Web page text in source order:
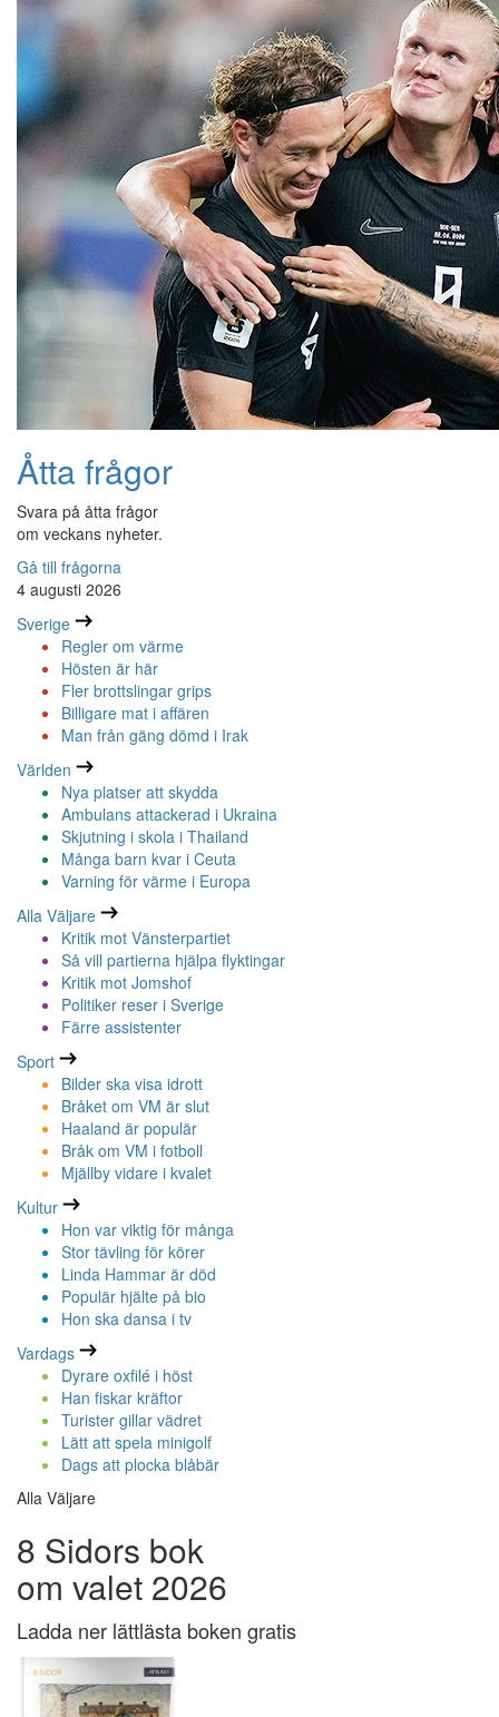
Åtta frågor
Svara på åtta frågor
om veckans nyheter.
Gå till frågorna
4 augusti 2026
Sverige
Regler om värme
Hösten är här
Fler brottslingar grips
Billigare mat i affären
Man från gäng dömd i Irak
Världen
Nya platser att skydda
Ambulans attackerad i Ukraina
Skjutning i skola i Thailand
Många barn kvar i Ceuta
Varning för värme i Europa
Alla Väljare
Kritik mot Vänsterpartiet
Så vill partierna hjälpa flyktingar
Kritik mot Jomshof
Politiker reser i Sverige
Färre assistenter
Sport
Bilder ska visa idrott
Bråket om VM är slut
Haaland är populär
Bråk om VM i fotboll
Mjällby vidare i kvalet
Kultur
Hon var viktig för många
Stor tävling för körer
Linda Hammar är död
Populär hjälte på bio
Hon ska dansa i tv
Vardags
Dyrare oxfilé i höst
Han fiskar kräftor
Turister gillar vädret
Lätt att spela minigolf
Dags att plocka blåbär
Alla Väljare
8 Sidors bok
om valet 2026
Ladda ner lättlästa boken gratis